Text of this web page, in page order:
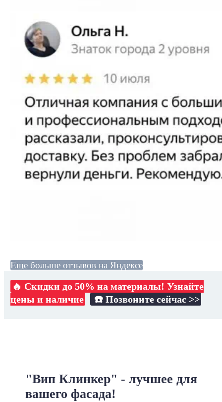
Еще больше отзывов на Яндексе
🔥 Скидки до 50% на материалы! Узнайте
цены и наличие
☎️ Позвоните сейчас >>
"Вип Клинкер" - лучшее для
вашего фасада!